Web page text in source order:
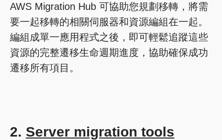
AWS Migration Hub 可協助您規劃移轉，將需
要一起移轉的相關伺服器和資源編組在一起。
編組成單一應用程式之後，即可輕鬆追蹤這些
資源的完整遷移生命週期進度，協助確保成功
遷移所有項目。
2. Server migration tools